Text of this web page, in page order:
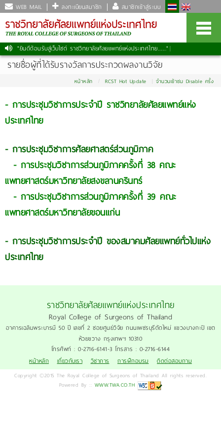
WEB MAIL ลงทะเบียนสมาชิก สมาชิกเข้าสู่ระบบ
"ยินดีต้อนรับสู่เว็บไซต์ ราชวิทยาลัยศัลยแพทย์แห่งประเทศไทย......."
รายชื่อผู้ที่ได้รับรางวัลการประกวดผลงานวิจัย
หน้าหลัก RCST Hot Update จำนวนเข้าชม Disable ครั้ง
- การประชุมวิชาการประจำปี ราชวิทยาลัยศัลยแพทย์แห่ง
ประเทศไทย
- การประชุมวิชาการศัลยศาสตร์ส่วนภูมิภาค
- การประชุมวิชาการส่วนภูมิภาคครั้งที่ 38 คณะ
แพทยศาสตร์มหาวิทยาลัยสงขลานครินทร์
- การประชุมวิชาการส่วนภูมิภาคครั้งที่ 39 คณะ
แพทยศาสตร์มหาวิทยาลัยขอนแก่น
- การประชุมวิชาการประจำปี ของสมาคมศัลยแพทย์ทั่วไปแห่ง
ประเทศไทย
ราชวิทยาลัยศัลยแพทย์แห่งประเทศไทย
Royal College of Surgeons of Thailand
อาคารเฉลิมพระบารมี 50 ปี เลขที่ 2 ซอยศูนย์วิจัย ถนนเพชรบุรีตัดใหม่ แขวงบางกะปิ เขต
ห้วยขวาง กรุงเทพฯ 10310
โทรศัพท์ : 0-2716-6141-3 โทรสาร : 0-2716-6144
หน้าหลัก
เกี่ยวกับเรา วิชาการ การฝึกอบรม ติดต่อสอบถาม
Copyright ©2015 The Royal College of Surgeons of Thailand All rights reserved.
Powered By :: WWW.TWA.CO.TH